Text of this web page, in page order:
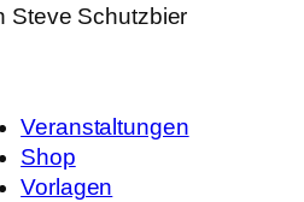
Steve Schutzbier
Veranstaltungen
Shop
Vorlagen